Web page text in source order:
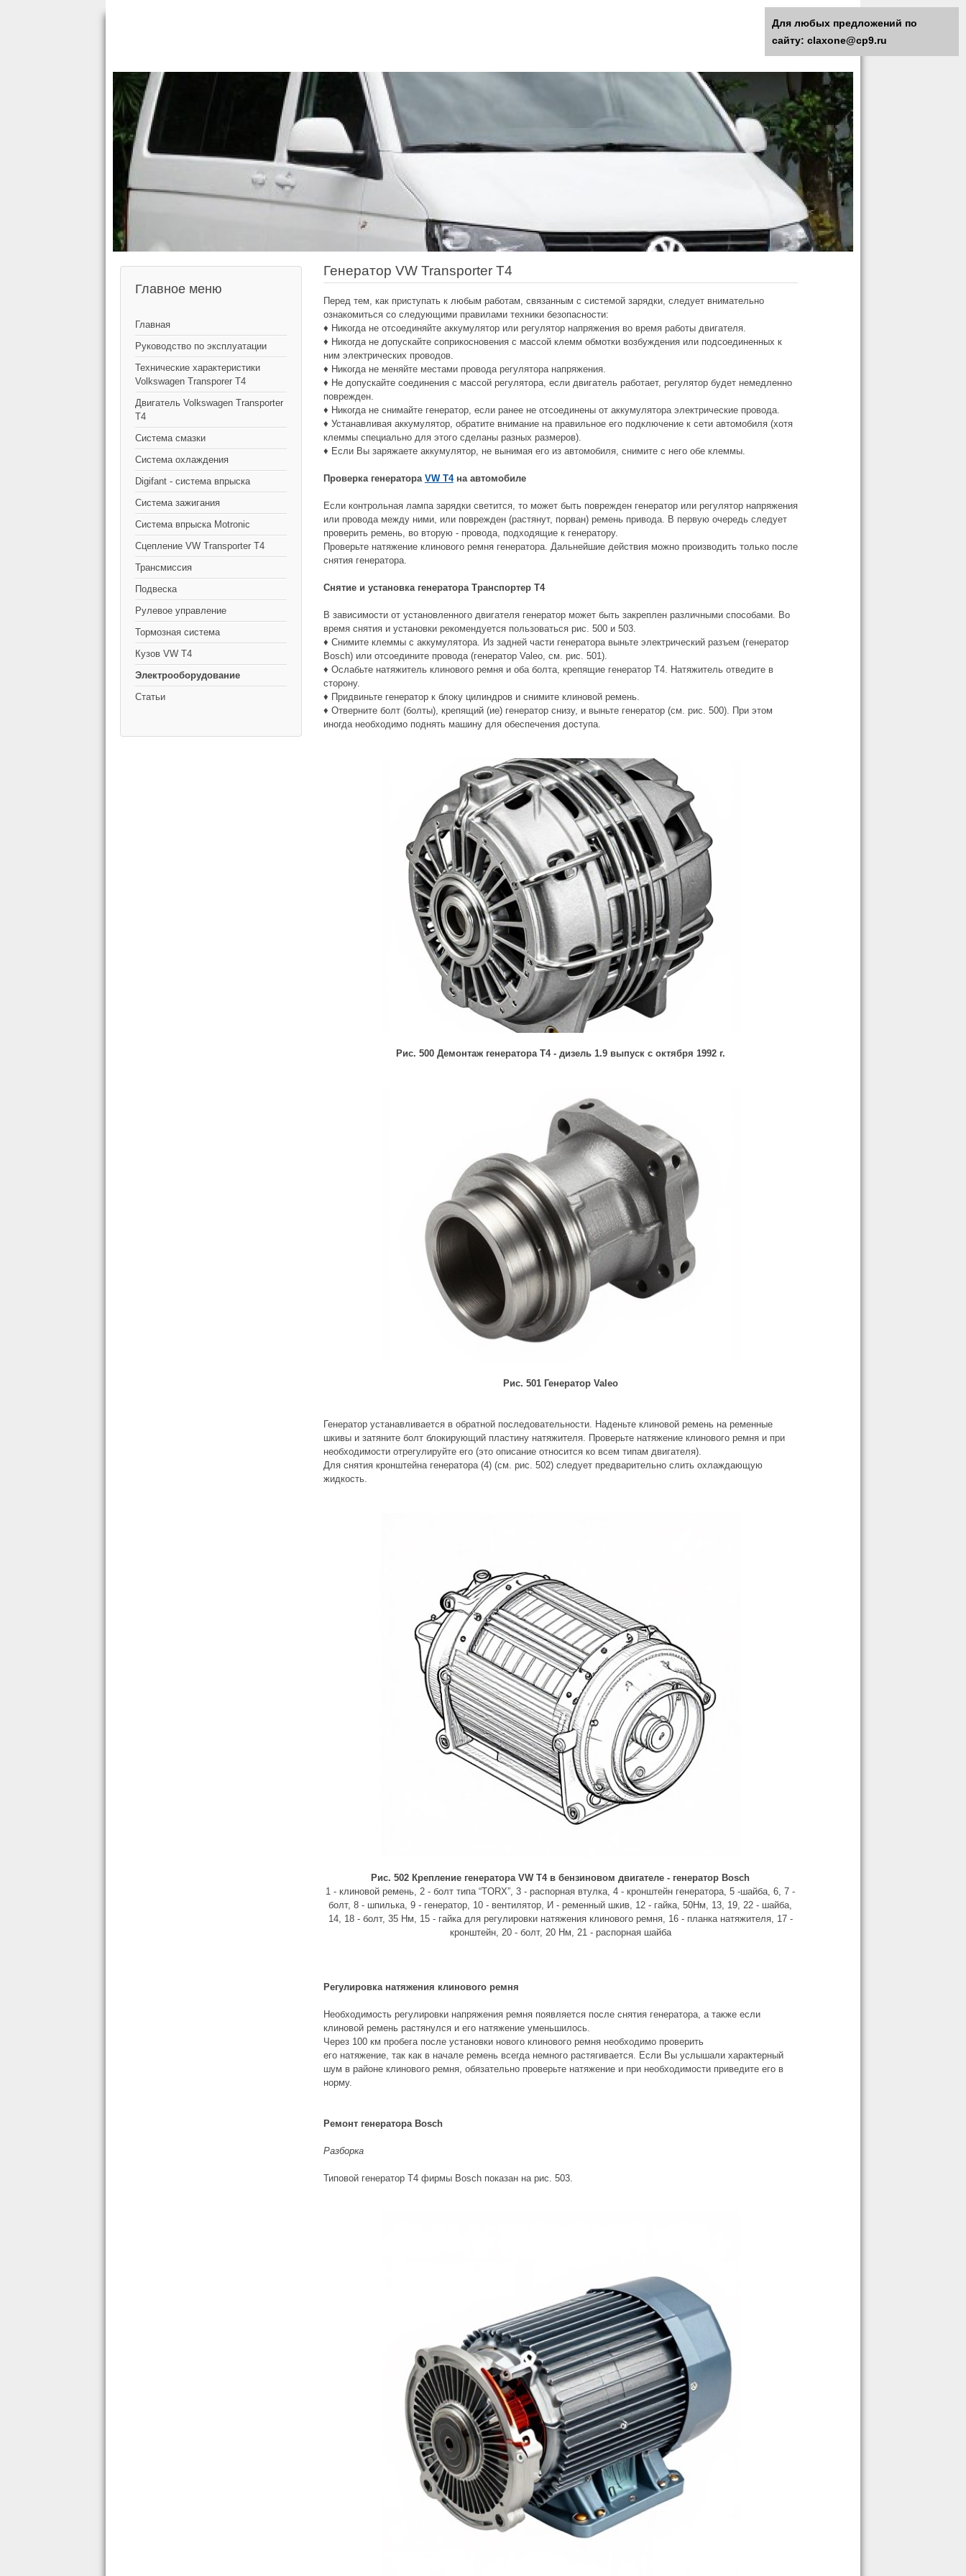
Главное меню
Главная
Руководство по эксплуатации
Технические характеристики
Volkswagen Transporer T4
Двигатель Volkswagen Transporter
T4
Система смазки
Система охлаждения
Digifant - система впрыска
Cистема зажигания
Система впрыска Motronic
Сцепление VW Transporter T4
Трансмиссия
Подвеска
Рулевое управление
Тормозная система
Кузов VW T4
Электрооборудование
Статьи
Генератор VW Transporter T4
Перед тем, как приступать к любым работам, связанным с системой зарядки, следует внимательно
ознакомиться со следующими правилами техники безопасности:
♦ Никогда не отсоединяйте аккумулятор или регулятор напряжения во время работы двигателя.
♦ Никогда не допускайте соприкосновения с массой клемм обмотки возбуждения или подсоединенных к
ним электрических проводов.
♦ Никогда не меняйте местами провода регулятора напряжения.
♦ Не допускайте соединения с массой регулятора, если двигатель работает, регулятор будет немедленно
поврежден.
♦ Никогда не снимайте генератор, если ранее не отсоединены от аккумулятора электрические провода.
♦ Устанавливая аккумулятор, обратите внимание на правильное его подключение к сети автомобиля (хотя
клеммы специально для этого сделаны разных размеров).
♦ Если Вы заряжаете аккумулятор, не вынимая его из автомобиля, снимите с него обе клеммы.
Проверка генератора VW T4на автомобиле
Если контрольная лампа зарядки светится, то может быть поврежден генератор или регулятор напряжения
или провода между ними, или поврежден (растянут, порван) ремень привода. В первую очередь следует
проверить ремень, во вторую - провода, подходящие к генератору.
Проверьте натяжение клинового ремня генератора. Дальнейшие действия можно производить только после
снятия генератора.
Снятие и установка генератора Транспортер Т4
В зависимости от установленного двигателя генератор может быть закреплен различными способами. Во
время снятия и установки рекомендуется пользоваться рис. 500 и 503.
♦ Снимите клеммы с аккумулятора. Из задней части генератора выньте электрический разъем (генератор
Bosch) или отсоедините провода (генератор Valeo, см. рис. 501).
♦ Ослабьте натяжитель клинового ремня и оба болта, крепящие генератор Т4. Натяжитель отведите в
сторону.
♦ Придвиньте генератор к блоку цилиндров и снимите клиновой ремень.
♦ Отверните болт (болты), крепящий (ие) генератор снизу, и выньте генератор (см. рис. 500). При этом
иногда необходимо поднять машину для обеспечения доступа.
Рис. 500 Демонтаж генератора Т4 - дизель 1.9 выпуск с октября 1992 г.
Рис. 501 Генератор Valeo
Генератор устанавливается в обратной последовательности. Наденьте клиновой ремень на ременные
шкивы и затяните болт блокирующий пластину натяжителя. Проверьте натяжение клинового ремня и при
необходимости отрегулируйте его (это описание относится ко всем типам двигателя).
Для снятия кронштейна генератора (4) (см. рис. 502) следует предварительно слить охлаждающую
жидкость.
Рис. 502 Крепление генератора VW T4 в бензиновом двигателе - генератор Bosch
1 - клиновой ремень, 2 - болт типа “TORX”, 3 - распорная втулка, 4 - кронштейн генератора, 5 -шайба, 6, 7 -
болт, 8 - шпилька, 9 - генератор, 10 - вентилятор, И - ременный шкив, 12 - гайка, 50Нм, 13, 19, 22 - шайба,
14, 18 - болт, 35 Нм, 15 - гайка для регулировки натяжения клинового ремня, 16 - планка натяжителя, 17 -
кронштейн, 20 - болт, 20 Нм, 21 - распорная шайба
Регулировка натяжения клинового ремня
Необходимость регулировки напряжения ремня появляется после снятия генератора, а также если
клиновой ремень растянулся и его натяжение уменьшилось.
Через 100 км пробега после установки нового клинового ремня необходимо проверить
его натяжение, так как в начале ремень всегда немного растягивается. Если Вы услышали характерный
шум в районе клинового ремня, обязательно проверьте натяжение и при необходимости приведите его в
норму.
Ремонт генератора Bosch
Разборка
Типовой генератор Т4 фирмы Bosch показан на рис. 503.
Для любых предложений по
сайту: claxone@cp9.ru